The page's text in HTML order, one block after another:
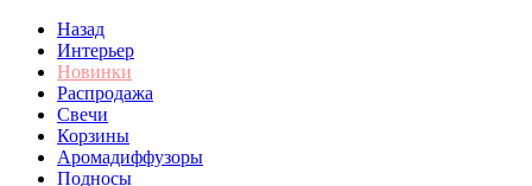
Назад
Интерьер
Новинки
Распродажа
Свечи
Корзины
Аромадиффузоры
Подносы